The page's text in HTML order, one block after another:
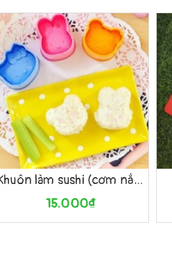
Khuôn làm sushi (cơm nắm) LS.4
15.000₫
Mua hàng Xem nhanh